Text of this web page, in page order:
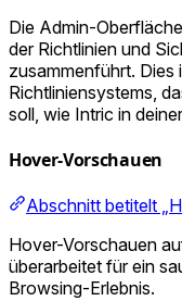
Die Admin-
der Richtlinien und
zusammenführt. Dies
Richtliniensystems,
soll, wie Intric in
Hover-Vorschauen
Abschnitt betitelt
Hover-Vorschauen
überarbeitet für ein
Browsing-Erlebnis.